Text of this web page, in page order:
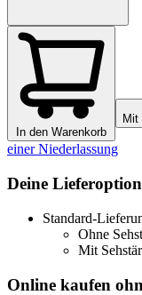
In den Warenkorb
Mit
einer Niederlassung
Deine
Standard-
Ohne
Mit
Online kaufen